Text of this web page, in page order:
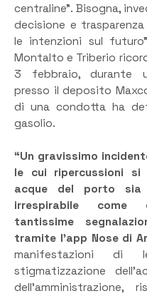
centraline”. Bisogna,
decisione e
le intenzioni sul
Montalto e Triberio
3 febbraio, durante
presso il deposito
di una condotta ha
gasolio.
“Un gravissimo
le cui ripercussioni si
acque del porto sia
irrespirabile come
tantissime
tramite l’app Nose di
manifestazioni di
stigmatizzazione
dell’amministrazione,